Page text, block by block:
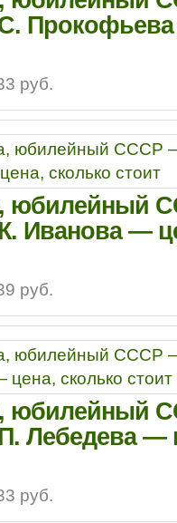
руб.
юбилейный
Иванова —
руб.
юбилейный
Лебедева —
руб.